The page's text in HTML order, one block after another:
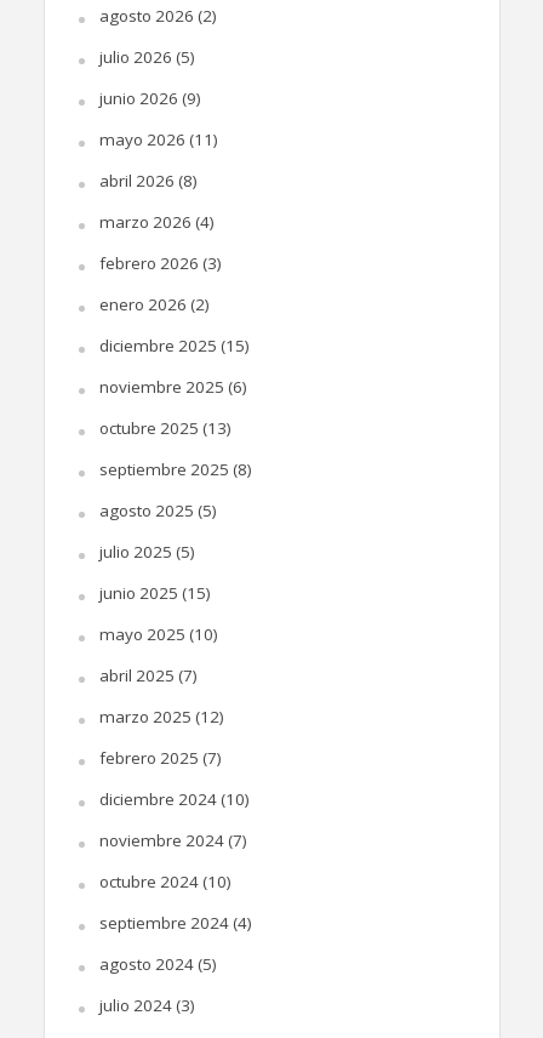
agosto 2026 (2)
julio 2026 (5)
junio 2026 (9)
mayo 2026 (11)
abril 2026 (8)
marzo 2026 (4)
febrero 2026 (3)
enero 2026 (2)
diciembre 2025 (15)
noviembre 2025 (6)
octubre 2025 (13)
septiembre 2025 (8)
agosto 2025 (5)
julio 2025 (5)
junio 2025 (15)
mayo 2025 (10)
abril 2025 (7)
marzo 2025 (12)
febrero 2025 (7)
diciembre 2024(10)
noviembre 2024(7)
octubre 2024(10)
septiembre 2024(4)
agosto 2024(5)
julio 2024(3)